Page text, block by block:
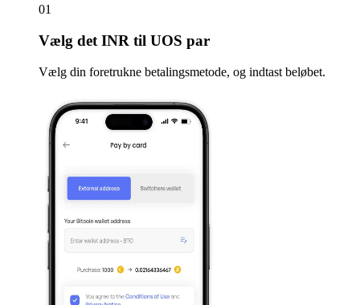
01
Vælg det INR til UOS par
Vælg din foretrukne betalingsmetode, og indtast beløbet.